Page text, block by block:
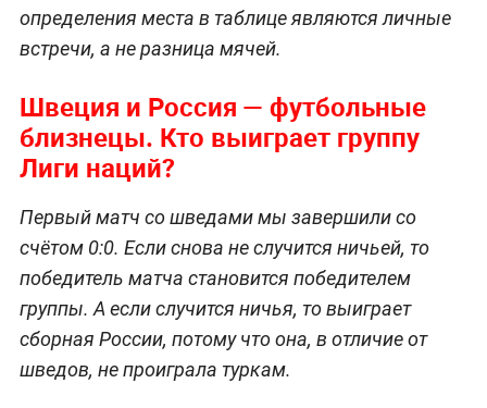
определения места в таблице являются личные
встречи, а не разница мячей.
Швеция и Россия — футбольные
близнецы. Кто выиграет группу
Лиги наций?
Первый матч со шведами мы завершили со
счётом 0:0. Если снова не случится ничьей, то
победитель матча становится победителем
группы. А если случится ничья, то выиграет
сборная России, потому что она, в отличие от
шведов, не проиграла туркам.